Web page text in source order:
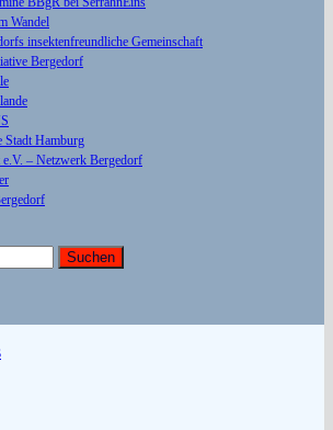
Wandel
insektenfreundliche Gemeinschaft
Bergedorf
Stadt Hamburg
e.V. – Netzwerk Bergedorf